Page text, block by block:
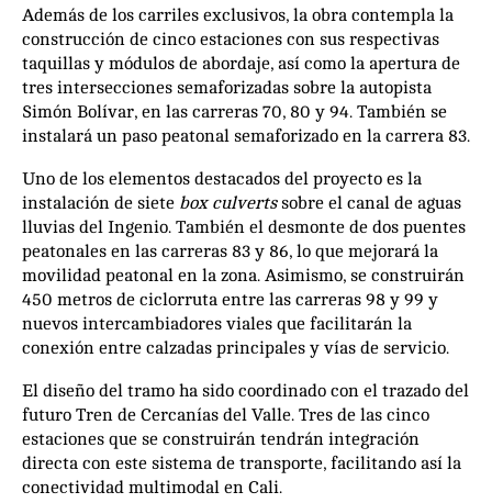
Además de los carriles exclusivos, la obra contempla la
construcción de cinco estaciones con sus respectivas
taquillas y módulos de abordaje, así como la apertura de
tres intersecciones semaforizadas sobre la autopista
Simón Bolívar, en las carreras 70, 80 y 94. También se
instalará un paso peatonal semaforizado en la carrera 83.
Uno de los elementos destacados del proyecto es la
instalación de siete box culvertssobre el canal de aguas
lluvias del Ingenio. También el desmonte de dos puentes
peatonales en las carreras 83 y 86, lo que mejorará la
movilidad peatonal en la zona. Asimismo, se construirán
450 metros de ciclorruta entre las carreras 98 y 99 y
nuevos intercambiadores viales que facilitarán la
conexión entre calzadas principales y vías de servicio.
El diseño del tramo ha sido coordinado con el trazado del
futuro Tren de Cercanías del Valle. Tres de las cinco
estaciones que se construirán tendrán integración
directa con este sistema de transporte, facilitando así la
conectividad multimodal en Cali.